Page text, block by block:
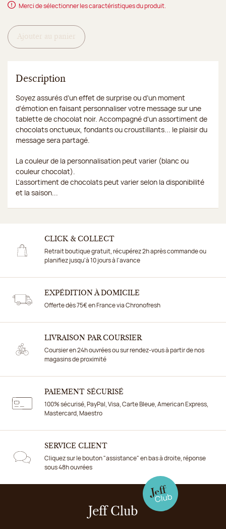
Merci de sélectionner les caractéristiques du produit.
Ajouter au panier
Description
Soyez assurés d’un effet de surprise ou d’un moment
d’émotion en faisant personnaliser votre message sur une
tablette de chocolat noir. Accompagné d'un assortiment de
chocolats onctueux, fondants ou croustillants... le plaisir du
message sera partagé.
La couleur de la personnalisation peut varier (blanc ou
couleur chocolat).
L'assortiment de chocolats peut varier selon la disponibilité
et la saison...
CLICK & COLLECT
Retrait boutique gratuit, récupérez 2h après commande ou
planifiez jusqu'à 10 jours à l'avance
EXPÉDITION À DOMICILE
Offerte dès 75€ en France via Chronofresh
LIVRAISON PAR COURSIER
Coursier en 24h ouvrées ou sur rendez-vous à partir de nos
magasins de proximité
PAIEMENT SÉCURISÉ
100% sécurisé, PayPal, Visa, Carte Bleue, American Express,
Mastercard, Maestro
SERVICE CLIENT
Cliquez sur le bouton "assistance" en bas à droite, réponse
sous 48h ouvrées
Jeff Club